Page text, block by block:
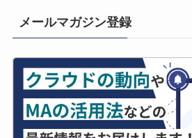
メールマガジン登録